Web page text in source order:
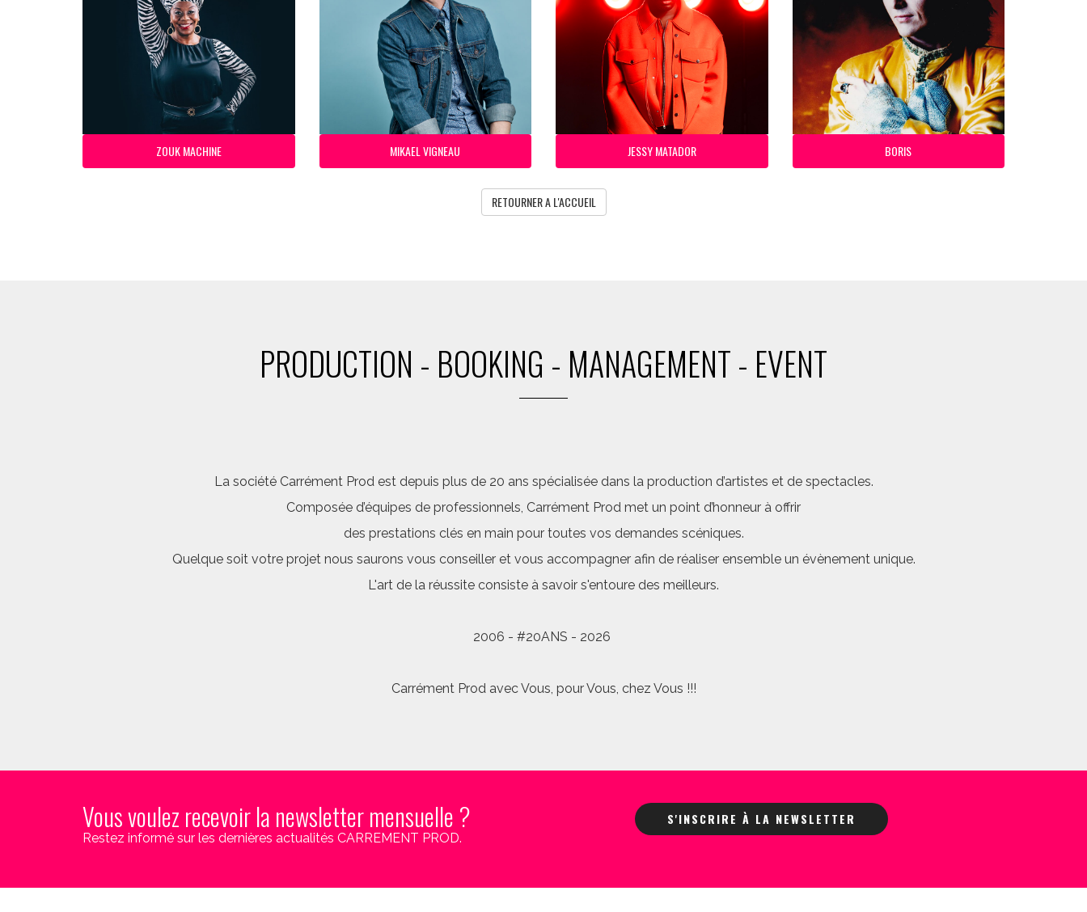
ZOUK MACHINE MIKAEL VIGNEAU JESSY MATADOR BORIS
RETOURNER A L'ACCUEIL
PRODUCTION - BOOKING - MANAGEMENT - EVENT
La société Carrément Prod est depuis plus de 20 ans spécialisée dans la production d’artistes et de spectacles.
Composée d’équipes de professionnels, Carrément Prod met un point d’honneur à offrir
des prestations clés en main pour toutes vos demandes scéniques.
Quelque soit votre projet nous saurons vous conseiller et vous accompagner afin de réaliser ensemble un évènement unique.
L'art de la réussite consiste à savoir s'entoure des meilleurs.
2006 - #20ANS - 2026
Carrément Prod avec Vous, pour Vous, chez Vous !!!
Vous voulez recevoir la newsletter mensuelle ?
Restez informé sur les dernières actualités CARREMENT PROD.
S'INSCRIRE À LA NEWSLETTER